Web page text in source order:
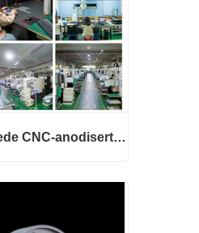
OEM tilpassede CNC-anodiserte presisjonsdeler i aluminium
OEM tilpassede CNC-anodiserte presisjonsdeler i aluminium